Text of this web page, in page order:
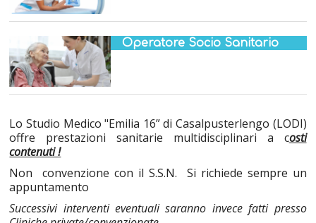
Operatore Socio Sanitario
Lo Studio Medico "Emilia 16” di Casalpusterlengo (LODI)
offre prestazioni sanitarie multidisciplinari a costi
contenuti !
Non convenzione con il S.S.N. Si richiede sempre un
appuntamento
Successivi interventi eventuali saranno invece fatti presso